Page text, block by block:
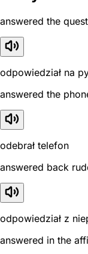
answered the
odpowiedział na
answered the
odebrał telefon
answered back
odpowiedział z
answered in the